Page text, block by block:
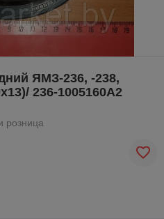
ЯМЗ-236, -238,
236-1005160А2
розница